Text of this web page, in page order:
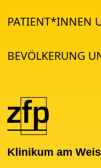
PATIENT*INNEN
BEVÖLKERUNG
Klinikum am